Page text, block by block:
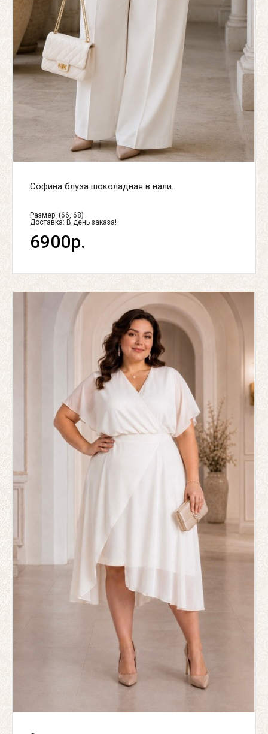
Софина блуза шоколадная в нали...
Размер: (66, 68)
Доставка: В день заказа!
6900р.